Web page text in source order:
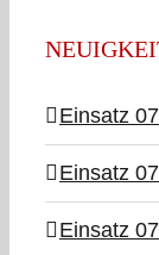
Einsatz
Einsatz
Einsatz